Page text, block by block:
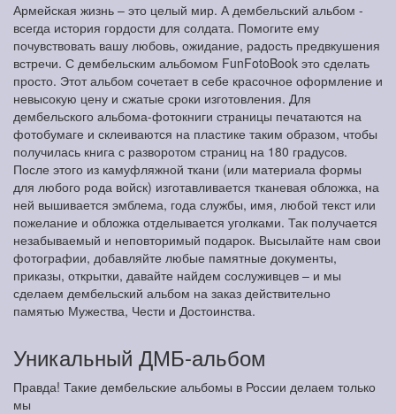
Армейская жизнь – это целый мир. А дембельский альбом -
всегда история гордости для солдата. Помогите ему
почувствовать вашу любовь, ожидание, радость предвкушения
встречи. С дембельским альбомом FunFotoBook это сделать
просто. Этот альбом сочетает в себе красочное оформление и
невысокую цену и сжатые сроки изготовления. Для
дембельского альбома-фотокниги страницы печатаются на
фотобумаге и склеиваются на пластике таким образом, чтобы
получилась книга с разворотом страниц на 180 градусов.
После этого из камуфляжной ткани (или материала формы
для любого рода войск) изготавливается тканевая обложка, на
ней вышивается эмблема, года службы, имя, любой текст или
пожелание и обложка отделывается уголками. Так получается
незабываемый и неповторимый подарок. Высылайте нам свои
фотографии, добавляйте любые памятные документы,
приказы, открытки, давайте найдем сослуживцев – и мы
сделаем дембельский альбом на заказ действительно
памятью Мужества, Чести и Достоинства.
Уникальный ДМБ-альбом
Правда! Такие дембельские альбомы в России делаем только
мы